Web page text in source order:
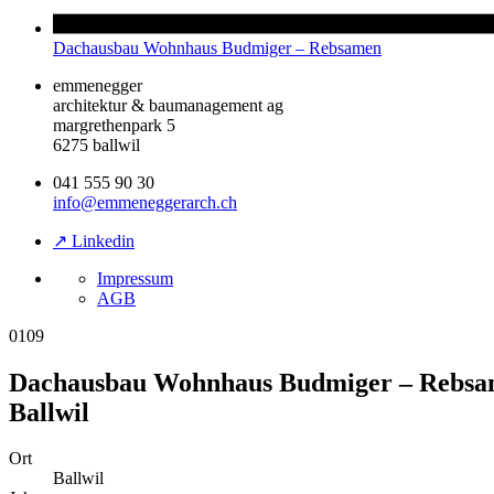
Dachausbau Wohnhaus Budmiger – Rebsamen
emmenegger
architektur & baumanagement ag
margrethenpark 5
6275 ballwil
041 555 90 30
info@emmeneggerarch.ch
↗ Linkedin
Impressum
AGB
0109
Dachausbau Wohnhaus Budmiger –
Ballwil
Ort
Ballwil